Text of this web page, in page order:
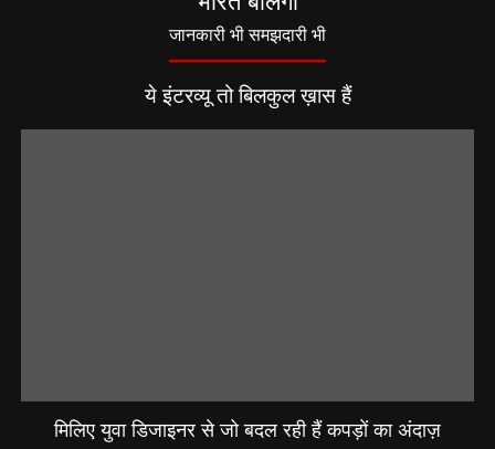
जानकारी भी समझदारी भी
ये इंटरव्यू तो बिलकुल ख़ास हैं
मिलिए युवा डिजाइनर से जो बदल रही हैं कपड़ों का अंदाज़